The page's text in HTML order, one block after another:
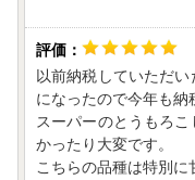
以前納税していただ
になったので今年も納
スーパーのとうもろ
かったり大変です。
こちらの品種は特別に